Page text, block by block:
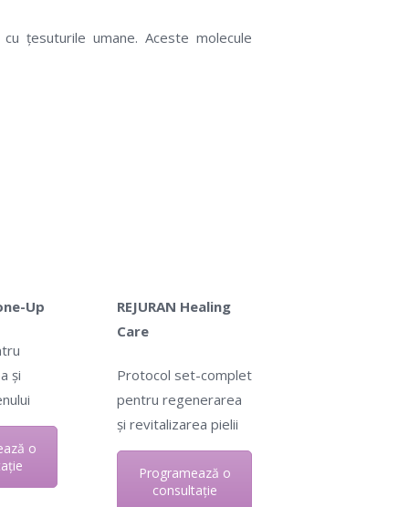
țesuturile umane. Aceste molecule
Up
și
o
REJURAN Healing
Care
Protocol set-complet
pentru regenerarea
și revitalizarea pielii
Programează o
consultație